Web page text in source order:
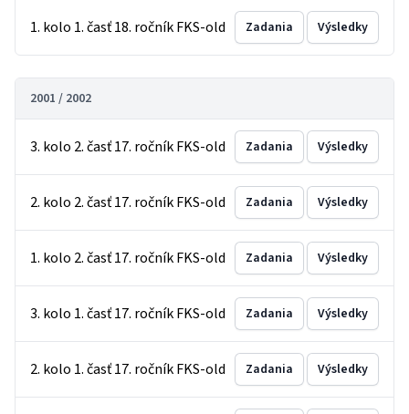
1. kolo 1. časť 18. ročník FKS-old Zadania Výsledky
2001 / 2002
3. kolo 2. časť 17. ročník FKS-old Zadania Výsledky
2. kolo 2. časť 17. ročník FKS-old Zadania Výsledky
1. kolo 2. časť 17. ročník FKS-old Zadania Výsledky
3. kolo 1. časť 17. ročník FKS-old Zadania Výsledky
2. kolo 1. časť 17. ročník FKS-old Zadania Výsledky